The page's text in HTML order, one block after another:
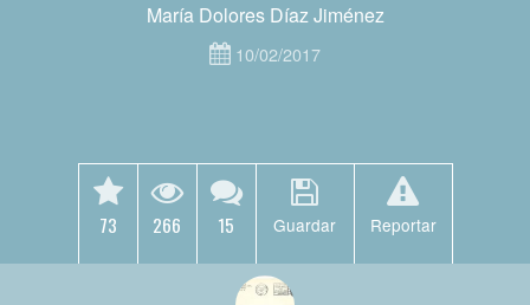
María Dolores Díaz Jiménez
10/02/2017
73 266 15 Guardar Reportar